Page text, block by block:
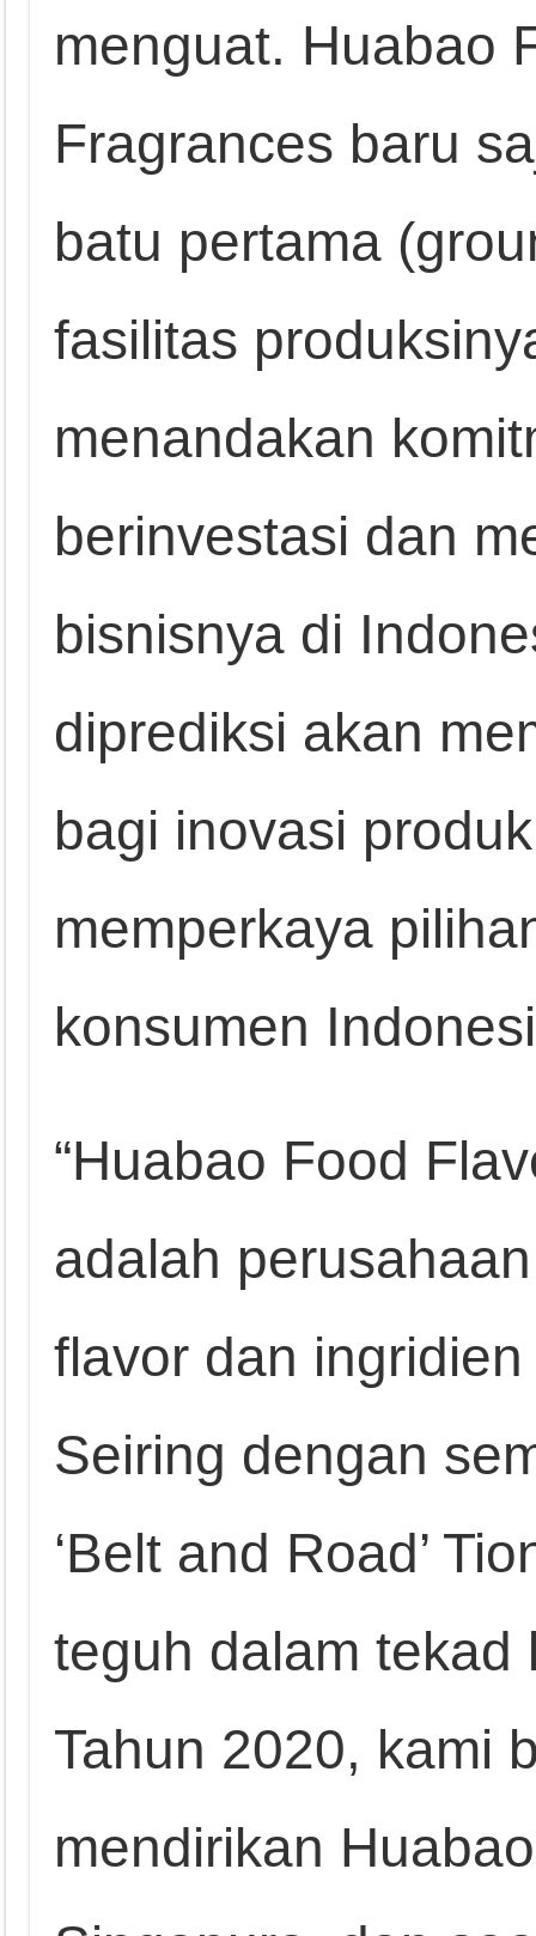
menguat. Huabao
Fragrances baru
batu pertama
fasilitas
menandakan
berinvestasi dan
bisnisnya di
diprediksi akan
bagi inovasi
memperkaya
konsumen
“Huabao Food
adalah
flavor dan
Seiring dengan
‘Belt and Road’
teguh dalam tekad
Tahun 2020, kami
mendirikan